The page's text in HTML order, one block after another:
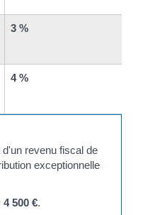
3 %
4 %
revenu fiscal de
exceptionnelle
4 500 €.